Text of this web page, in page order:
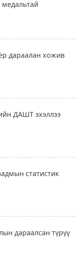
медальтай
дараалан хожив
ДАШТ эхэллээ
статистик
дараалсан түрүү